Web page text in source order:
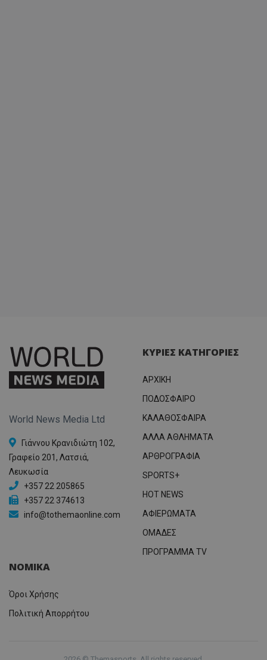
World News Media Ltd
Γιάννου Κρανιδιώτη 102,
Γραφείο 201, Λατσιά,
Λευκωσία
+357 22 205865
+357 22 374613
info@tothemaonline.com
ΚΥΡΙΕΣ ΚΑΤΗΓΟΡΙΕΣ
ΑΡΧΙΚΗ
ΠΟΔΟΣΦΑΙΡΟ
ΚΑΛΑΘΟΣΦΑΙΡΑ
ΑΛΛΑ ΑΘΛΗΜΑΤΑ
ΑΡΘΡΟΓΡΑΦΙΑ
SPORTS+
HOT NEWS
ΑΦΙΕΡΩΜΑΤΑ
ΟΜΑΔΕΣ
ΠΡΟΓΡΑΜΜΑ TV
ΝΟΜΙΚΑ
Όροι Χρήσης
Πολιτική Απορρήτου